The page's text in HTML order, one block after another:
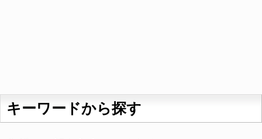
キーワードから探す